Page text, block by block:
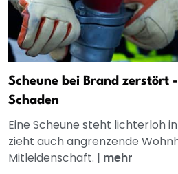
Scheune bei Brand zerstört
Schaden
Eine Scheune steht lichterloh
zieht auch angrenzende
Mitleidenschaft. | mehr